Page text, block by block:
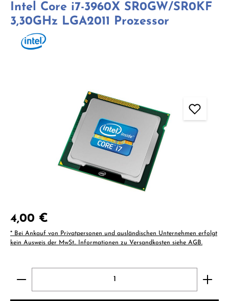
Intel Core i7-3960X SR0GW/SR0KF
3,30GHz LGA2011 Prozessor
Bildergalerie überspringen
Regulärer Preis:
4,00 €
* Bei Ankauf von Privatpersonen und ausländischen Unternehmen erfolgt
kein Ausweis der MwSt.. Informationen zu Versandkosten siehe AGB.
Produkt Anzahl: Gib den gewünschten Wert ein